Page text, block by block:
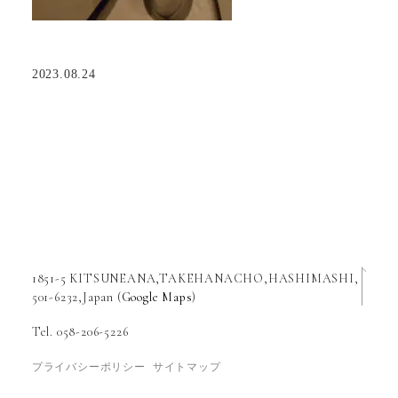
2023.08.24
1851-5 KITSUNEANA,TAKEHANACHO,HASHIMASHI,
501-6232,Japan (Google Maps)
Tel. 058-206-5226
プライバシーポリシー サイトマップ